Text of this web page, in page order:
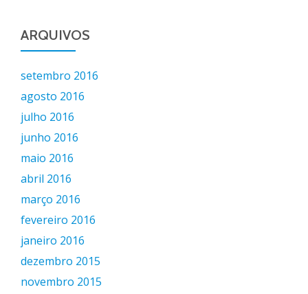
ARQUIVOS
setembro 2016
agosto 2016
julho 2016
junho 2016
maio 2016
abril 2016
março 2016
fevereiro 2016
janeiro 2016
dezembro 2015
novembro 2015